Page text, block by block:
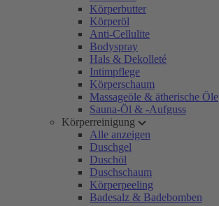
Körperbutter
Körperöl
Anti-Cellulite
Bodyspray
Hals & Dekolleté
Intimpflege
Körperschaum
Massageöle & ätherische Öle
Sauna-Öl & -Aufguss
Körperreinigung
Alle anzeigen
Duschgel
Duschöl
Duschschaum
Körperpeeling
Badesalz & Badebomben